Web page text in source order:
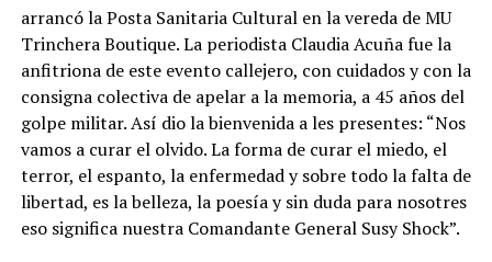
arrancó la Posta Sanitaria Cultural en la vereda de MU
Trinchera Boutique. La periodista Claudia Acuña fue la
anfitriona de este evento callejero, con cuidados y con la
consigna colectiva de apelar a la memoria, a 45 años del
golpe militar. Así dio la bienvenida a les presentes: “Nos
vamos a curar el olvido. La forma de curar el miedo, el
terror, el espanto, la enfermedad y sobre todo la falta de
libertad, es la belleza, la poesía y sin duda para nosotres
eso significa nuestra Comandante General Susy Shock”.